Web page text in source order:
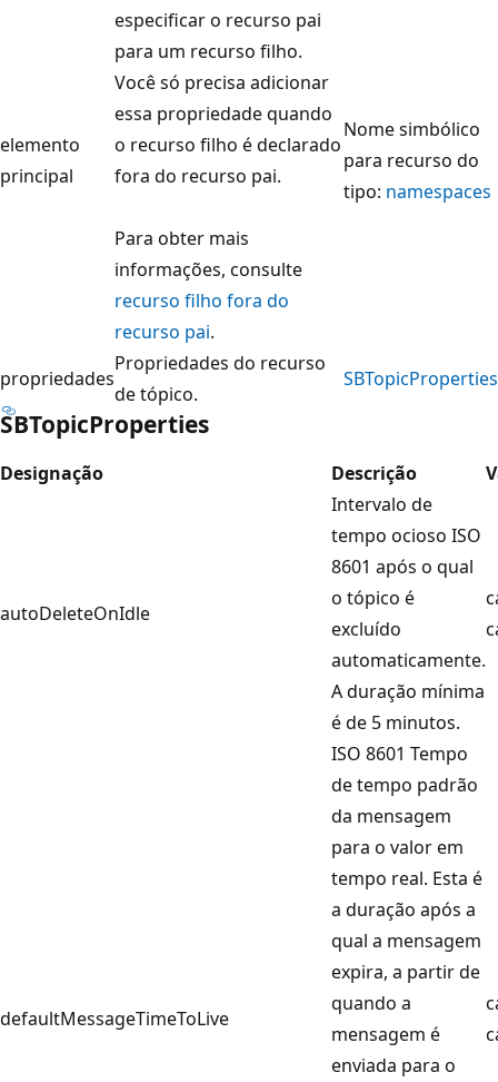
elemento
principal
especificar o recurso pai
para um recurso filho.
Você só precisa adicionar
essa propriedade quando
o recurso filho é declarado
fora do recurso pai.
Para obter mais
informações, consulte
recurso filho fora do
recurso pai.
Nome simbólico
para recurso do
tipo: namespaces
propriedades
Propriedades do recurso
de tópico.
SBTopicProperties
SBTopicProperties
Designação Descrição
autoDeleteOnIdle
Intervalo de
tempo ocioso ISO
8601 após o qual
o tópico é
excluído
automaticamente.
A duração mínima
é de 5 minutos.
defaultMessageTimeToLive
ISO 8601 Tempo
de tempo padrão
da mensagem
para o valor em
tempo real. Esta é
a duração após a
qual a mensagem
expira, a partir de
quando a
mensagem é
enviada para o